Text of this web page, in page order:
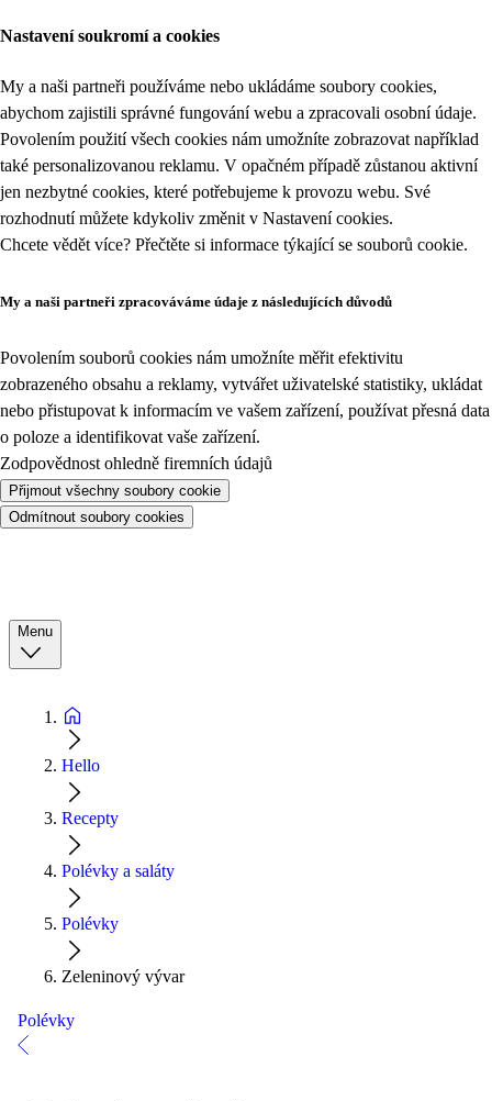
Nastavení soukromí a cookies
My a naši partneři používáme nebo ukládáme soubory cookies,
abychom zajistili správné fungování webu a zpracovali osobní údaje.
Povolením použití všech cookies nám umožníte zobrazovat například
také personalizovanou reklamu. V opačném případě zůstanou aktivní
jen nezbytné cookies, které potřebujeme k provozu webu. Své
rozhodnutí můžete kdykoliv změnit v Nastavení cookies.
Chcete vědět více? Přečtěte si informace týkající se souborů cookie.
My a naši partneři zpracováváme údaje z následujících důvodů
Povolením souborů cookies nám umožníte měřit efektivitu
zobrazeného obsahu a reklamy, vytvářet uživatelské statistiky, ukládat
nebo přistupovat k informacím ve vašem zařízení, používat přesná data
o poloze a identifikovat vaše zařízení.
Zodpovědnost ohledně firemních údajů
Přijmout všechny soubory cookie
Odmítnout soubory cookies
Menu
Hello
Recepty
Polévky a saláty
Polévky
Zeleninový vývar
Polévky